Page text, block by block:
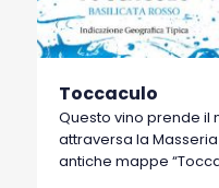
Toccaculo
Questo vino prende il
attraversa la
antiche mappe